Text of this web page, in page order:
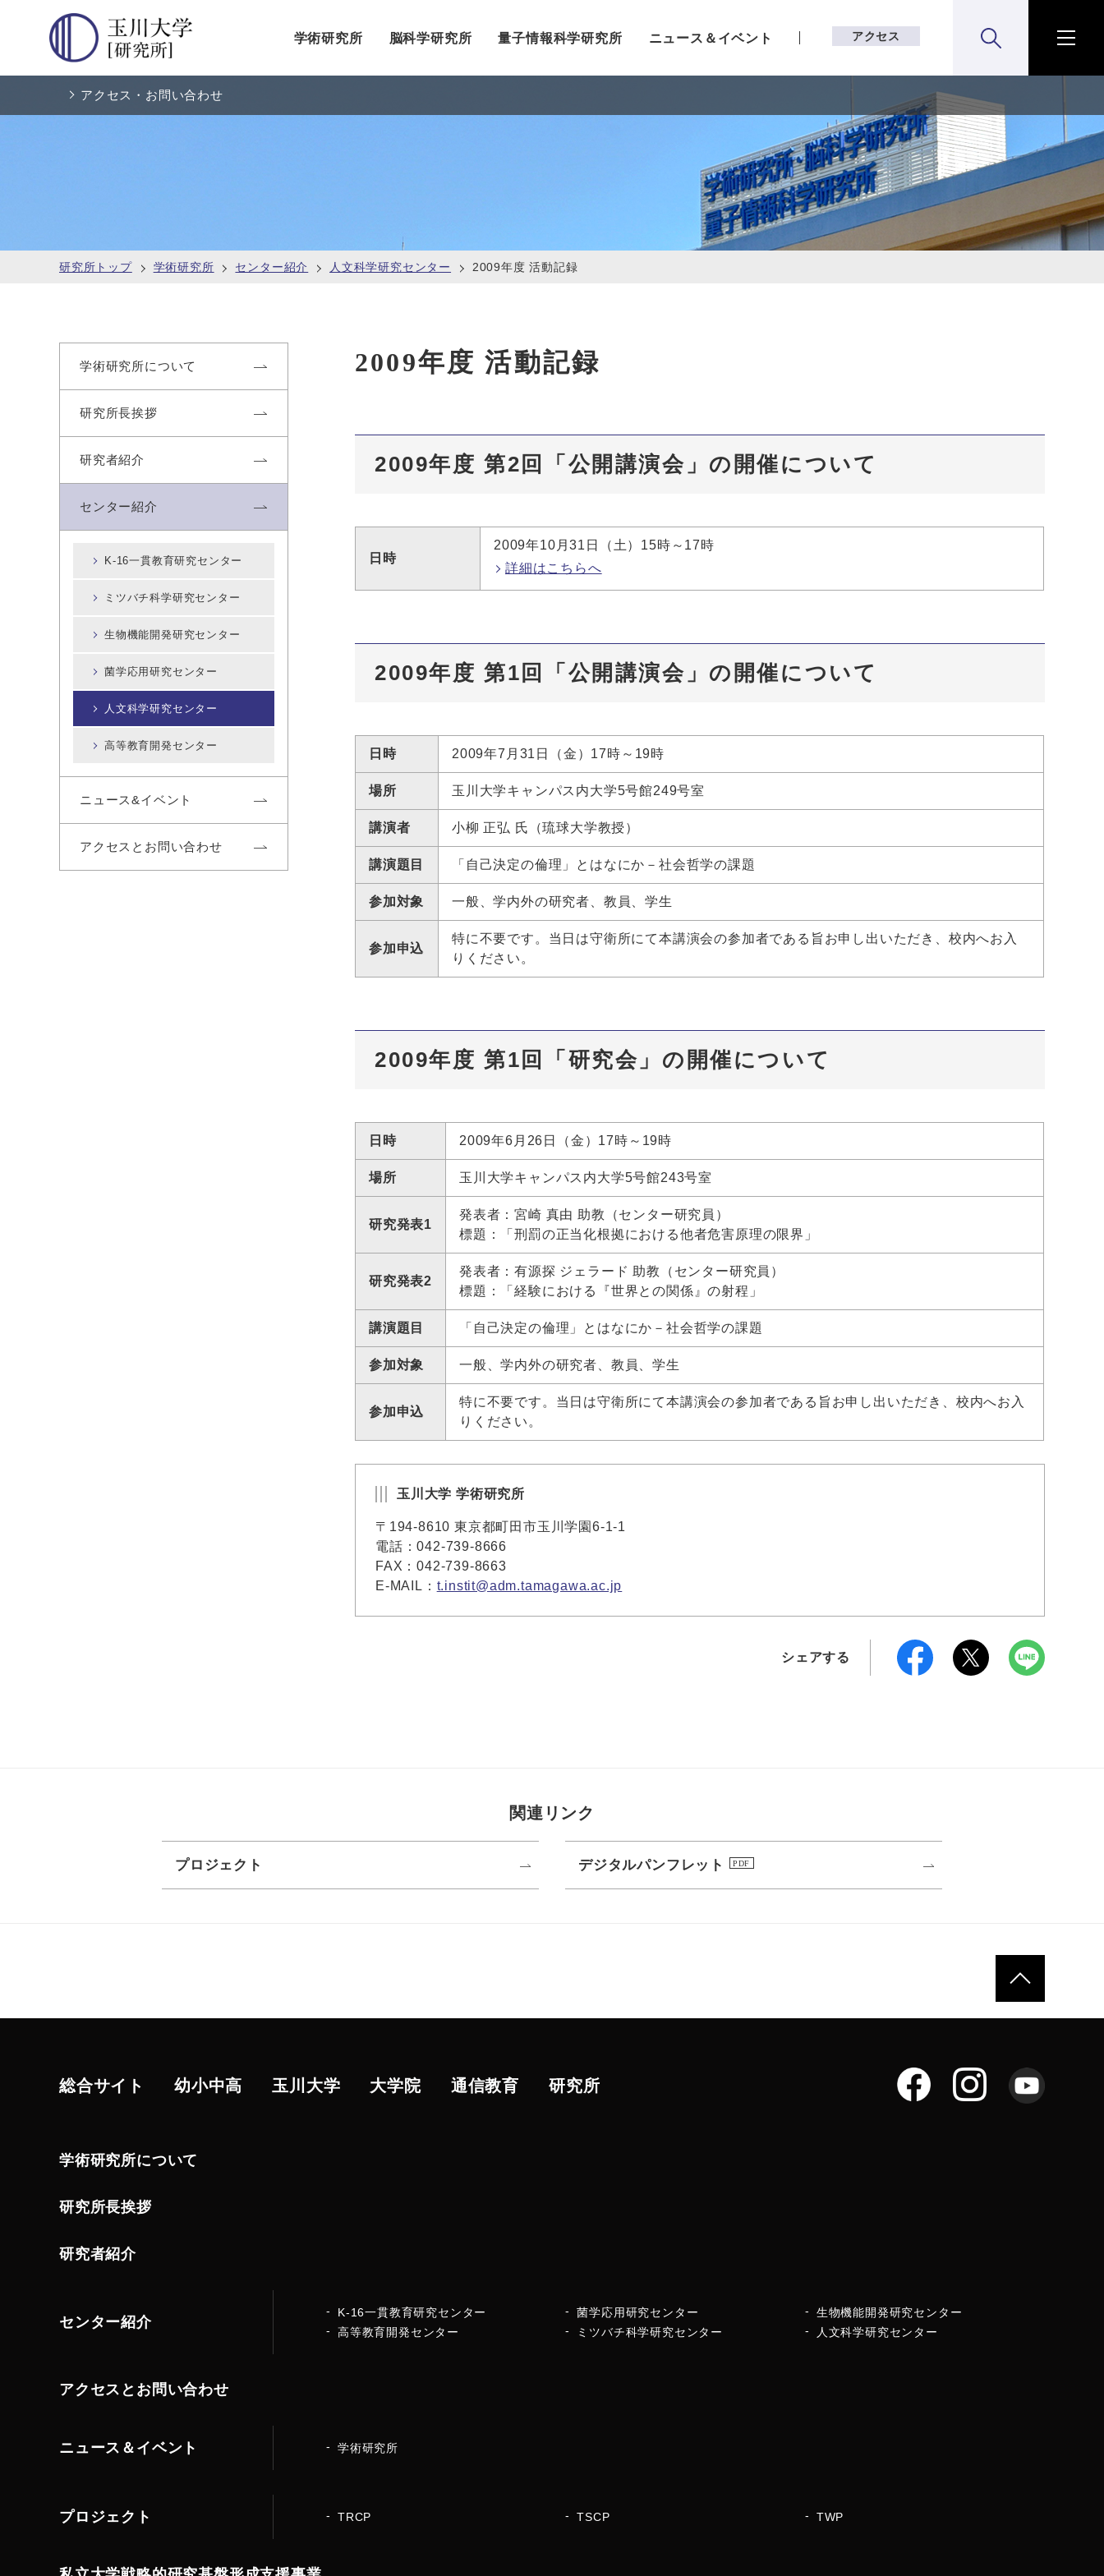
学術研究所 脳科学研究所 量子情報科学研究所 ニュース＆イベント アクセス
検索:開く メニ
アクセス・お問い合わせ
研究所トップ 学術研究所 センター紹介 人文科学研究センター 2009年度 活動記録
2009年度 活動記録
2009年度 第2回「公開講演会」の開催について
日時
2009年10月31日（土）15時～17時
詳細はこちらへ
2009年度 第1回「公開講演会」の開催について
日時 2009年7月31日（金）17時～19時
場所 玉川大学キャンパス内大学5号館249号室
講演者 小柳 正弘 氏（琉球大学教授）
講演題目 「自己決定の倫理」とはなにか－社会哲学の課題
参加対象 一般、学内外の研究者、教員、学生
参加申込
特に不要です。当日は守衛所にて本講演会の参加者である旨お申し出いただき、校内へお入
りください。
2009年度 第1回「研究会」の開催について
日時 2009年6月26日（金）17時～19時
場所 玉川大学キャンパス内大学5号館243号室
研究発表1
発表者：宮崎 真由 助教（センター研究員）
標題：「刑罰の正当化根拠における他者危害原理の限界」
研究発表2
発表者：有源探 ジェラード 助教（センター研究員）
標題：「経験における『世界との関係』の射程」
講演題目 「自己決定の倫理」とはなにか－社会哲学の課題
参加対象 一般、学内外の研究者、教員、学生
参加申込
特に不要です。当日は守衛所にて本講演会の参加者である旨お申し出いただき、校内へお入
りください。
玉川大学 学術研究所
〒194-8610 東京都町田市玉川学園6-1-1
電話：042-739-8666
FAX：042-739-8663
E-MAIL： t.instit@adm.tamagawa.ac.jp
シェアする
関連リンク
プロジェクト デジタルパンフレット
学術研究所について
研究所長挨拶
研究者紹介
センター紹介
K-16一貫教育研究センター
ミツバチ科学研究センター
生物機能開発研究センター
菌学応用研究センター
人文科学研究センター
高等教育開発センター
ニュース&イベント
アクセスとお問い合わせ
総合サイト 幼小中高 玉川大学 大学院 通信教育 研究所
学術研究所について
研究所長挨拶
研究者紹介
センター紹介
K-16一貫教育研究センター 菌学応用研究センター
生物機能開発研究センター
高等教育開発センター
ミツバチ科学研究センター 人文科学研究センター
アクセスとお問い合わせ
ニュース＆イベント 学術研究所
プロジェクト TRCP TSCP TWP